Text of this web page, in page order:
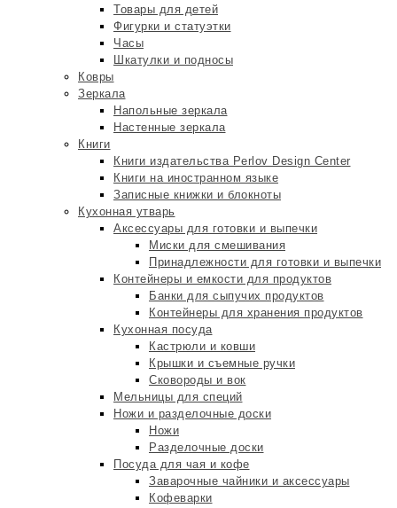
Товары для детей
Фигурки и статуэтки
Часы
Шкатулки и подносы
Ковры
Зеркала
Напольные зеркала
Настенные зеркала
Книги
Книги издательства Perlov Design Center
Книги на иностранном языке
Записные книжки и блокноты
Кухонная утварь
Аксессуары для готовки и выпечки
Миски для смешивания
Принадлежности для готовки и выпечки
Контейнеры и емкости для продуктов
Банки для сыпучих продуктов
Контейнеры для хранения продуктов
Кухонная посуда
Кастрюли и ковши
Крышки и съемные ручки
Сковороды и вок
Мельницы для специй
Ножи и разделочные доски
Ножи
Разделочные доски
Посуда для чая и кофе
Заварочные чайники и аксессуары
Кофеварки